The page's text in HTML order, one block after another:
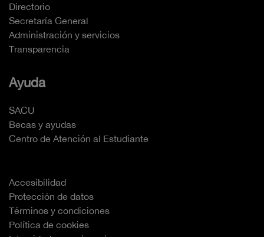
Directorio
Secretaría General
Administración y servicios
Transparencia
Ayuda
SACU
Becas y ayudas
Centro de Atención al Estudiante
Accesibilidad
Protección de datos
Términos y condiciones
Política de cookies